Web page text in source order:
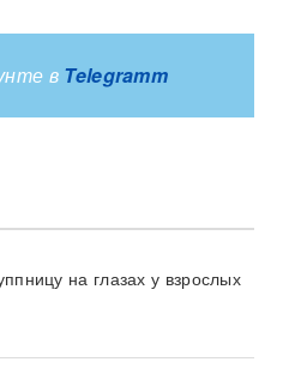
в Telegramm
на глазах у взрослых